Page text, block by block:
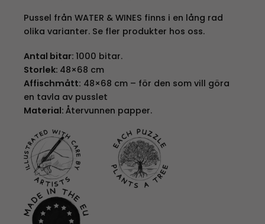
Pussel från WATER & WINES finns i en lång rad
olika varianter. Se fler produkter hos oss.
Antal bitar: 1000 bitar.
Storlek: 48×68 cm
Affischmått: 48×68 cm – för den som vill göra
en tavla av pusslet
Material: Återvunnen papper.